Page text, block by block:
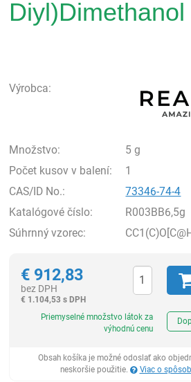
Výrobca:
Množstvo:
5 g
Počet kusov v balení:
1
CAS/ID No.:
73346-74-4
Katalógové číslo:
R003BB6,5g
Súhrnný vzorec:
€ 912,83
bez DPH
€ 1.104,53 s DPH
Priemyselné množstvo látok za
výhodnú cenu
Obsah košíka je možné odoslať ako
neskoršie použitie.
Viac o